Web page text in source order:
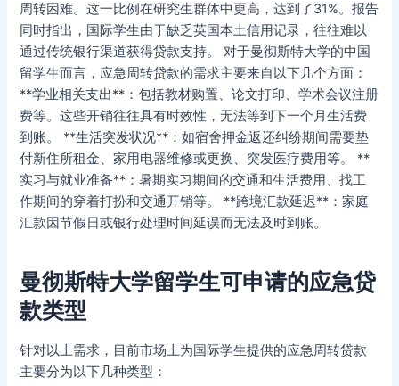
周转困难。这一比例在研究生群体中更高，达到了31%。报告
同时指出，国际学生由于缺乏英国本土信用记录，往往难以
通过传统银行渠道获得贷款支持。 对于曼彻斯特大学的中国
留学生而言，应急周转贷款的需求主要来自以下几个方面：
**学业相关支出**：包括教材购置、论文打印、学术会议注册
费等。这些开销往往具有时效性，无法等到下一个月生活费
到账。 **生活突发状况**：如宿舍押金返还纠纷期间需要垫
付新住所租金、家用电器维修或更换、突发医疗费用等。 **
实习与就业准备**：暑期实习期间的交通和生活费用、找工
作期间的穿着打扮和交通开销等。 **跨境汇款延迟**：家庭
汇款因节假日或银行处理时间延误而无法及时到账。
曼彻斯特大学留学生可申请的应急贷
款类型
针对以上需求，目前市场上为国际学生提供的应急周转贷款
主要分为以下几种类型：